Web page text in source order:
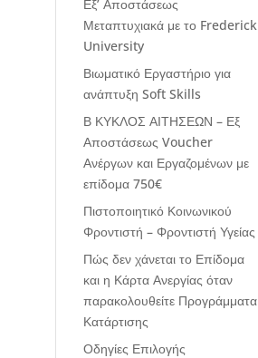
Εξ’ Αποστάσεως
Μεταπτυχιακά με το Frederick
University
Βιωματικό Εργαστήριο για
ανάπτυξη Soft Skills
Β ΚΥΚΛΟΣ ΑΙΤΗΣΕΩΝ – Εξ
Αποστάσεως Voucher
Ανέργων και Εργαζομένων με
επίδομα 750€
Πιστοποιητικό Κοινωνικού
Φροντιστή – Φροντιστή Υγείας
Πώς δεν χάνεται το Επίδομα
και η Κάρτα Ανεργίας όταν
παρακολουθείτε Προγράμματα
Κατάρτισης
Οδηγίες Επιλογής